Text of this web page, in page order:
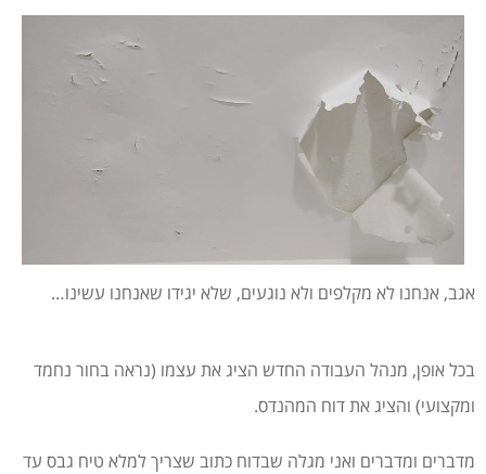
אגב, אנחנו לא מקלפים ולא נוגעים, שלא יגידו שאנחנו עשינו…
בכל אופן, מנהל העבודה החדש הציג את עצמו (נראה בחור נחמד
ומקצועי) והציג את דוח המהנדס.
מדברים ומדברים ואני מגלה שבדוח כתוב שצריך למלא טיח גבס עד